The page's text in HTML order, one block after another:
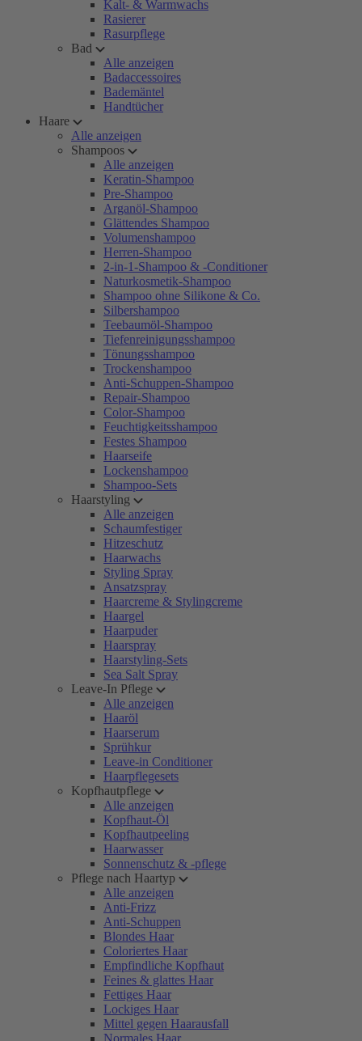
Kalt- & Warmwachs
Rasierer
Rasurpflege
Bad
Alle anzeigen
Badaccessoires
Bademäntel
Handtücher
Haare
Alle anzeigen
Shampoos
Alle anzeigen
Keratin-Shampoo
Pre-Shampoo
Arganöl-Shampoo
Glättendes Shampoo
Volumenshampoo
Herren-Shampoo
2-in-1-Shampoo & -Conditioner
Naturkosmetik-Shampoo
Shampoo ohne Silikone & Co.
Silbershampoo
Teebaumöl-Shampoo
Tiefenreinigungsshampoo
Tönungsshampoo
Trockenshampoo
Anti-Schuppen-Shampoo
Repair-Shampoo
Color-Shampoo
Feuchtigkeitsshampoo
Festes Shampoo
Haarseife
Lockenshampoo
Shampoo-Sets
Haarstyling
Alle anzeigen
Schaumfestiger
Hitzeschutz
Haarwachs
Styling Spray
Ansatzspray
Haarcreme & Stylingcreme
Haargel
Haarpuder
Haarspray
Haarstyling-Sets
Sea Salt Spray
Leave-In Pflege
Alle anzeigen
Haaröl
Haarserum
Sprühkur
Leave-in Conditioner
Haarpflegesets
Kopfhautpflege
Alle anzeigen
Kopfhaut-Öl
Kopfhautpeeling
Haarwasser
Sonnenschutz & -pflege
Pflege nach Haartyp
Alle anzeigen
Anti-Frizz
Anti-Schuppen
Blondes Haar
Coloriertes Haar
Empfindliche Kopfhaut
Feines & glattes Haar
Fettiges Haar
Lockiges Haar
Mittel gegen Haarausfall
Normales Haar